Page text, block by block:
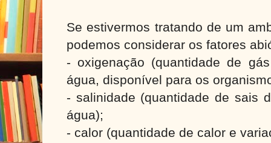
Se estivermos tratando de um
podemos considerar os fatores
- oxigenação (quantidade de
água, disponível para os
- salinidade (quantidade de sais
água);
- calor (quantidade de calor e